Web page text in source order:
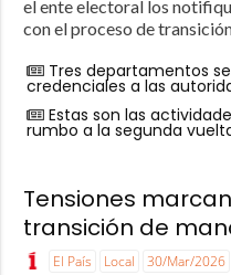
el ente electoral los
con el proceso de
Tres departamentos
credenciales a las
Estas son las
rumbo a la segunda
Tensiones
transición de
El País Local 30/Mar/2026